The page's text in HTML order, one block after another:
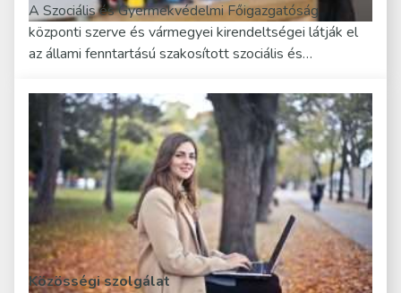
A Szociális és Gyermekvédelmi Főigazgatóság
központi szerve és vármegyei kirendeltségei látják el
az állami fenntartású szakosított szociális és…
Közösségi szolgálat